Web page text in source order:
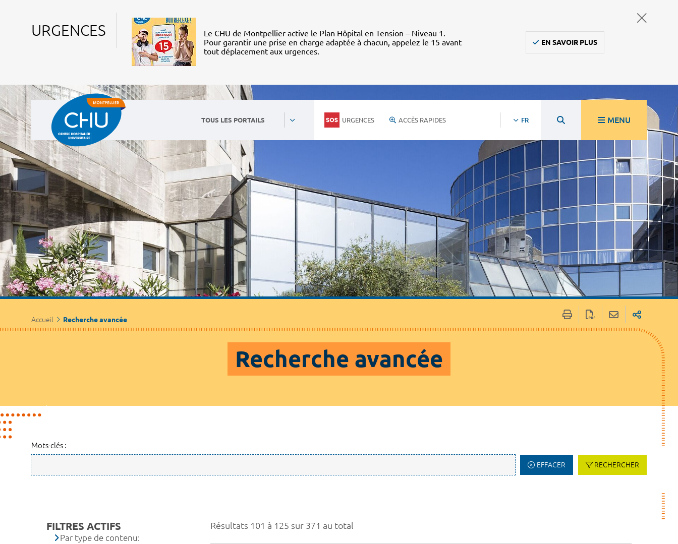
URGENCES
Le CHU de Montpellier active le Plan Hôpital en Tension – Niveau 1.
Pour garantir une prise en charge adaptée à chacun, appelez le 15 avant
tout déplacement aux urgences.
EN SAVOIR PLUS
TOUS LES PORTAILS URGENCES ACCÈS RAPIDES FR MENU
Accueil Recherche avancée
Recherche avancée
Mots-clés :
EFFACER RECHERCHER
Résultats 101 à 125 sur 371 au total
FILTRES ACTIFS
Par type de contenu: